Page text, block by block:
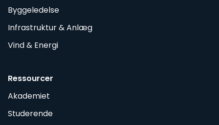
Byggeledelse
Infrastruktur & Anlæg
Vind & Energi
Ressourcer
Akademiet
Studerende